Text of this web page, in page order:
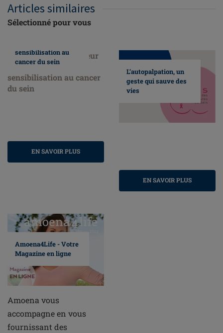
Articles similaires
Sélectionné pour vous
sensibilisation au
cancer du sein
EN SAVOIR PLUS
L’autopalpation, un
geste qui sauve des
vies
EN SAVOIR PLUS
Amoena4Life - Votre
Magazine en ligne
Amoena vous
accompagne en vous
fournissant des